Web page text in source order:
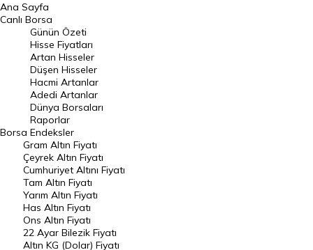
BIST 100 Hisseleri
En Çok Artan Hisseler
En Çok Düşen Hisseler
Hacmi Artanlar
Geçmiş Kapanışlar
Dünya Borsaları
Raporlar
Endeksler
DÖVİZ
Döviz Kuru
Dolar Kuru
Ana Sayfa
Canlı Borsa
Borsa
Günün Özeti
Hisse Fiyatları
Artan Hisseler
Düşen Hisseler
Hacmi Artanlar
Adedi Artanlar
Dünya Borsaları
Raporlar
Endeksler
Gram Altın Fiyatı
Çeyrek Altın Fiyatı
Cumhuriyet Altını Fiyatı
Tam Altın Fiyatı
Yarım Altın Fiyatı
Has Altın Fiyatı
Ons Altın Fiyatı
22 Ayar Bilezik Fiyatı
Altın KG (Dolar) Fiyatı